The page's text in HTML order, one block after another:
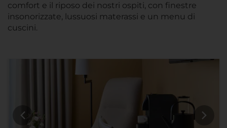
comfort e il riposo dei nostri ospiti, con finestre
insonorizzate, lussuosi materassi e un menu di
cuscini.